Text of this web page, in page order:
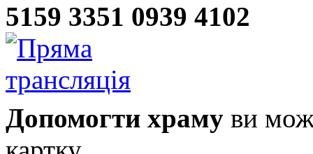
5159 3351 0939 4102
Допомогти храму ви